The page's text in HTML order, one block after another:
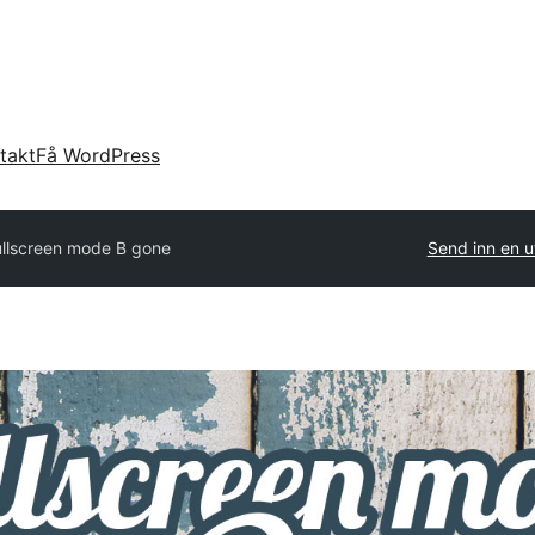
Få WordPress
mode B gone Send inn en